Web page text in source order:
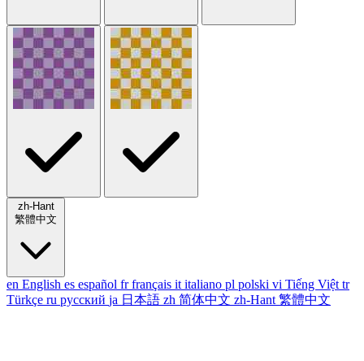
zh-Hant
繁體中文
en English es español fr français it italiano pl polski vi Tiếng Việt tr
Türkçe ru русский ja 日本語 zh 简体中文 zh-Hant 繁體中文